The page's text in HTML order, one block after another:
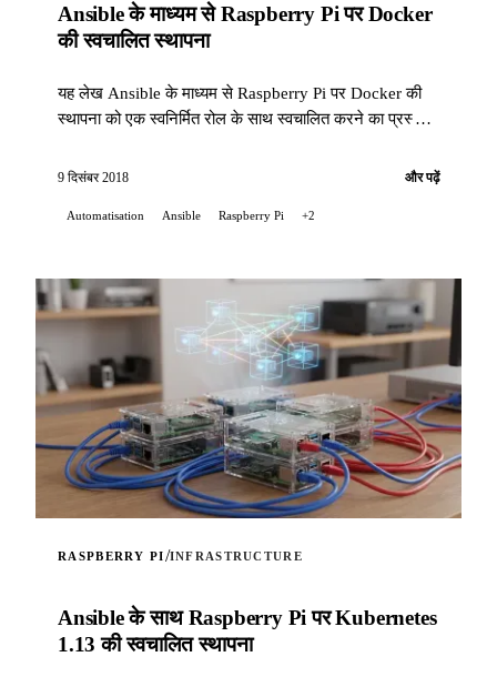
Ansible के माध्यम से Raspberry Pi पर Docker
की स्वचालित स्थापना
यह लेख Ansible के माध्यम से Raspberry Pi पर Docker की
स्थापना को एक स्वनिर्मित रोल के साथ स्वचालित करने का प्रस्ताव
9 दिसंबर 2018 और पढ़ें
Automatisation Ansible Raspberry Pi +2
RASPBERRY PI/INFRASTRUCTURE
Ansible के साथ Raspberry Pi पर Kubernetes
1.13 की स्वचालित स्थापना